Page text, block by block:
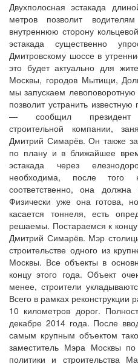
Двухполосная эстакада
метров позволит
внутреннюю сторону
эстакада существенно
Дмитровскому шоссе в
это будет актуально для
Москвы, городов Мытищи,
мы запускаем
позволит устранить
— сообщил президент
строительной компании,
Дмитрий Симарёв. Он также
по плану и в ближайшее
эстакада через
необходима, после того
соответственно, она
Физически уже она готова,
касается тоннеля, есть
решаемы. Постараемся к
Дмитрий Симарёв. Мэр
строительстве одного из
Москвы. Все объекты в
концу этого года. Объект
менее, строители
Всего в рамках реконструкции
10 километров дорог.
декабре 2014 года. После
самым крупным объектом
заместитель Мэра Москвы по
политики и строительства